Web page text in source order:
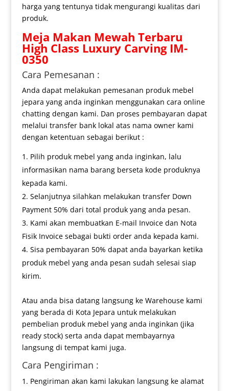
harga yang tentunya tidak mengurangi kualitas dari
produk.
Meja Makan Mewah Terbaru
High Class Luxury Carving IM-
0350
Cara Pemesanan :
Anda dapat melakukan pemesanan produk mebel
jepara yang anda inginkan menggunakan cara online
chatting dengan kami. Dan proses pembayaran dapat
melalui transfer bank lokal atas nama owner kami
dengan ketentuan sebagai berikut :
Pilih produk mebel yang anda inginkan, lalu
informasikan nama barang berseta kode produknya
kepada kami.
Selanjutnya silahkan melakukan transfer Down
Payment 50% dari total produk yang anda pesan.
Kami akan membuatkan E-mail Invoice dan Nota
Fisik Invoice sebagai bukti order anda kepada kami.
Sisa pembayaran 50% dapat anda bayarkan ketika
produk mebel yang anda pesan sudah selesai siap
kirim.
Atau anda bisa datang langsung ke Warehouse kami
yang berada di Kota Jepara untuk melakukan
pembelian produk mebel yang anda inginkan (jika
ready stock) serta anda dapat membayarnya
langsung di tempat kami juga.
Cara Pengiriman :
Pengiriman akan kami lakukan langsung ke alamat